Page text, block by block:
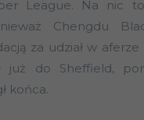
League. Na nic
Chengdu
za udział w
już do Sheffield,
końca.